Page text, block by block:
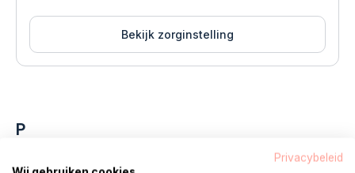
Bekijk zorginstelling
P
Privacybeleid